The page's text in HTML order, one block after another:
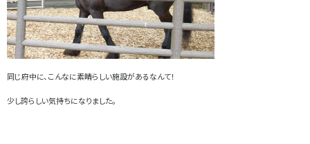
同じ府中に、こんなに素晴らしい施設があるなんて！
少し誇らしい気持ちになりました。